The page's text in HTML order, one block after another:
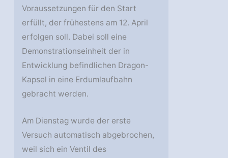
Voraussetzungen für den Start
erfüllt, der frühestens am 12. April
erfolgen soll. Dabei soll eine
Demonstrationseinheit der in
Entwicklung befindlichen Dragon-
Kapsel in eine Erdumlaufbahn
gebracht werden.
Am Dienstag wurde der erste
Versuch automatisch abgebrochen,
weil sich ein Ventil des